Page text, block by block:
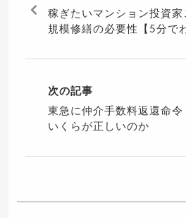
稼ぎたいマンション投資
規模修繕の必要性【5分で
次の記事
東急に仲介手数料返還命
いくらが正しいのか